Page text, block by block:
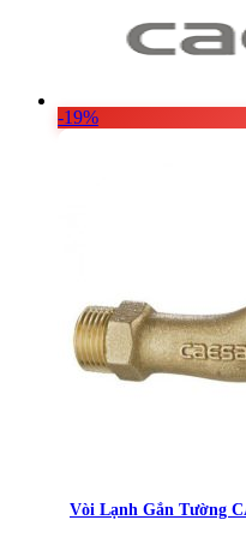
Thiết Bị
Thiết Bị
-19%
Vòi Lạnh Gắn Tường